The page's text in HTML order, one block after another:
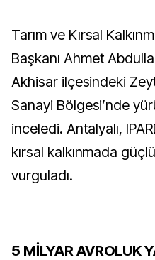
Tarım ve Kırsal Kalkınmayı Destekleme Kurumu
Başkanı Ahmet
Akhisar ilçesindeki
Sanayi Bölgesi’nde
inceledi. Antalyalı,
kırsal kalkınmada
vurguladı.
5 MİLYAR AVROLUK